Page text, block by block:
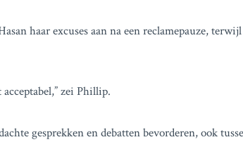
haar excuses aan na een reclamepauze,
zei Phillip.
gesprekken en debatten bevorderen, ook